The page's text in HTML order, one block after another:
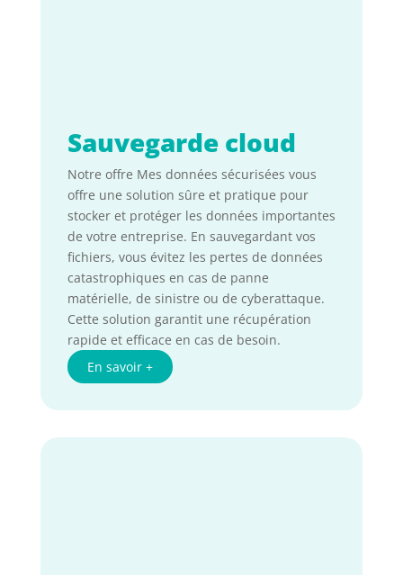
Sauvegarde cloud
Notre offre Mes données sécurisées vous
offre une solution sûre et pratique pour
stocker et protéger les données importantes
de votre entreprise. En sauvegardant vos
fichiers, vous évitez les pertes de données
catastrophiques en cas de panne
matérielle, de sinistre ou de cyberattaque.
Cette solution garantit une récupération
rapide et efficace en cas de besoin.
En savoir +